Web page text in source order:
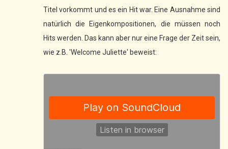
Titel vorkommt und es ein Hit war. Eine Ausnahme sind
natürlich die Eigenkompositionen, die müssen noch
Hits werden. Das kann aber nur eine Frage der Zeit sein,
wie z.B. 'Welcome Juliette' beweist: